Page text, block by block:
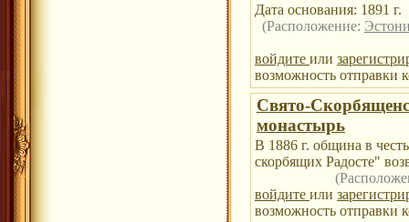
Дата основания: 1891 г.
(Расположение:
войдите или
возможность отправки
Свято-
монастырь
В 1886 г. община в
скорбящих Радосте"
войдите или
возможность отправки